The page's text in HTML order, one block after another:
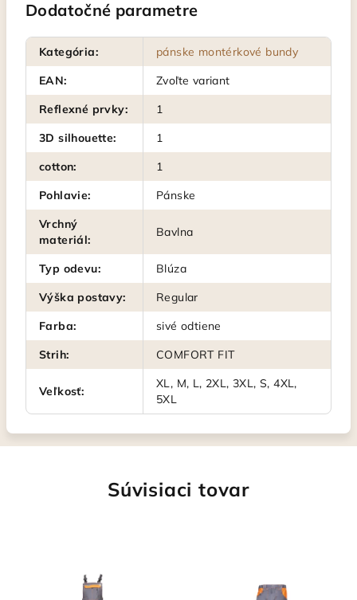
Dodatočné parametre
Kategória:
pánske montérkové bundy
EAN:
Zvoľte variant
Reflexné prvky:
1
3D silhouette:
1
cotton:
1
Pohlavie:
Pánske
Vrchný
materiál:
Bavlna
Typ odevu:
Blúza
Výška postavy:
Regular
Farba:
sivé odtiene
Strih: COMFORT FIT
Veľkosť:
XL, M, L, 2XL, 3XL, S, 4XL,
5XL
Súvisiaci tovar